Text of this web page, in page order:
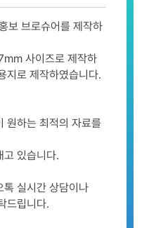
보 브로슈어를 제작하
사이즈로 제작하
지로 제작하였습니다.
원하는 최적의 자료를
고 있습니다.
톡 실시간 상담이나
드립니다.